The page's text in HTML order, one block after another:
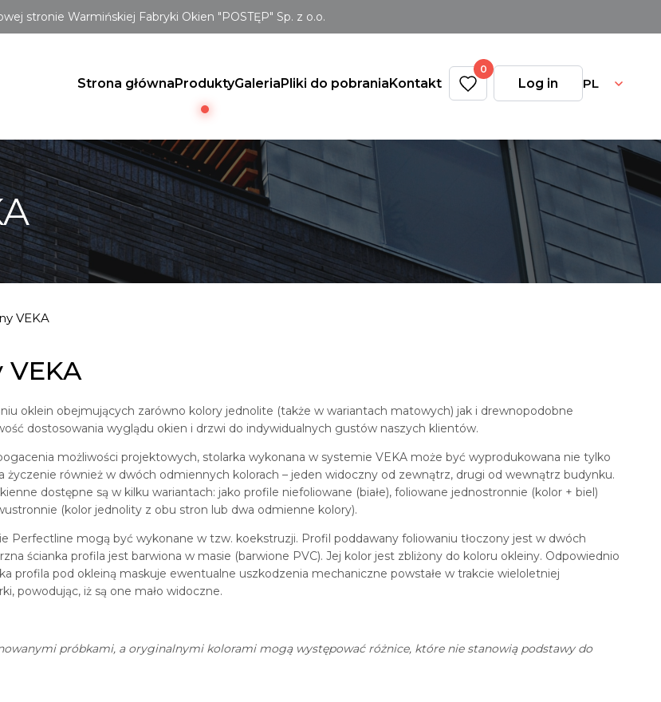
stronie Warmińskiej Fabryki Okien "POSTĘP" Sp. z o.o.
Strona głównaProduktyGaleriaPliki do pobraniaKontakt
0
Log in PL
VEKA
oklein obejmujących zarówno kolory jednolite (także w wariantach matowych) jak i drewnopodobne
dostosowania wyglądu okien i drzwi do indywidualnych gustów naszych klientów.
możliwości projektowych, stolarka wykonana w systemie VEKA może być wyprodukowana nie tylko
życzenie również w dwóch odmiennych kolorach – jeden widoczny od zewnątrz, drugi od wewnątrz budynku.
dostępne są w kilku wariantach: jako profile niefoliowane (białe), foliowane jednostronnie (kolor + biel)
(kolor jednolity z obu stron lub dwa odmienne kolory).
Perfectline mogą być wykonane w tzw. koekstruzji. Profil poddawany foliowaniu tłoczony jest w dwóch
ścianka profila jest barwiona w masie (barwione PVC). Jej kolor jest zbliżony do koloru okleiny. Odpowiednio
profila pod okleiną maskuje ewentualne uszkodzenia mechaniczne powstałe w trakcie wieloletniej
powodując, iż są one mało widoczne.
próbkami, a oryginalnymi kolorami mogą występować różnice, które nie stanowią podstawy do